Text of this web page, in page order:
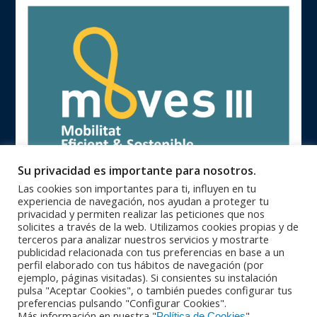
Oficinas Centrales 93 846 62 28 |Zona Catalunya 93 840 71 25 |
Zona Centro 91 364 10 08 |Zona Norte 94 623 28 46 |
Zona Sur 95 564 26 92 |PORTUGAL
+351 229 42 65 33
© Copyright 2016 - Maquinser , S.A. |Aviso Legal
Política de
privacidad|Política de calidad |Condiciones Generales de Venta |
Su privacidad es importante para nosotros.
Las cookies son importantes para ti, influyen en tu
experiencia de navegación, nos ayudan a proteger tu
privacidad y permiten realizar las peticiones que nos
solicites a través de la web. Utilizamos cookies propias y de
terceros para analizar nuestros servicios y mostrarte
publicidad relacionada con tus preferencias en base a un
perfil elaborado con tus hábitos de navegación (por
ejemplo, páginas visitadas). Si consientes su instalación
pulsa "Aceptar Cookies", o también puedes configurar tus
preferencias pulsando "Configurar Cookies".